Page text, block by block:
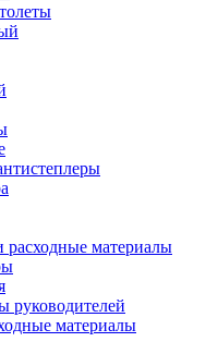
расходные материалы
руководителей
материалы